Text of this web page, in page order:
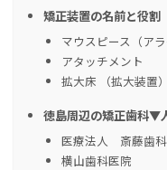
矯正装置の名前と役割
マウスピース（アラ
アタッチメント
拡大床 （拡大装置）
徳島周辺の矯正歯科▼
医療法人 斎藤歯
横山歯科医院